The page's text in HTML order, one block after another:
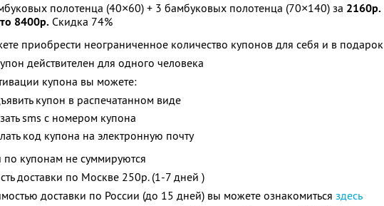
полотенца (40×60) + 3 бамбуковых полотенца (70×140) за 2160р.
8400р. Скидка 74%
приобрести неограниченное количество купонов для себя и в подарок
действителен для одного человека
купона вы можете:
купон в распечатанном виде
sms с номером купона
код купона на электронную почту
по купонам не суммируются
доставки по Москве 250р. (1-7 дней )
доставки по России (до 15 дней) вы можете ознакомиться здесь